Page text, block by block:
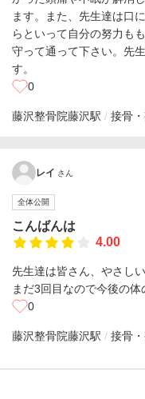
ます。また、先生達は口
らといって自分の努力も
守って通って下さい。先
す。
0
藤沢整骨院藤沢駅 接骨
レイ さん
全体公開
こんばんは
4.00
先生達は皆さん、やさし
まだ3回目なので今後の体
0
藤沢整骨院藤沢駅 接骨